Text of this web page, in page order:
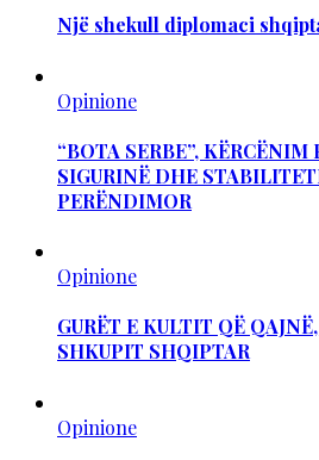
Një shekull diplomaci
Opinione
“BOTA SERBE”, KËRCËNIM
SIGURINË DHE
PERËNDIMOR
Opinione
GURËT E KULTIT QË
SHKUPIT SHQIPTAR
Opinione